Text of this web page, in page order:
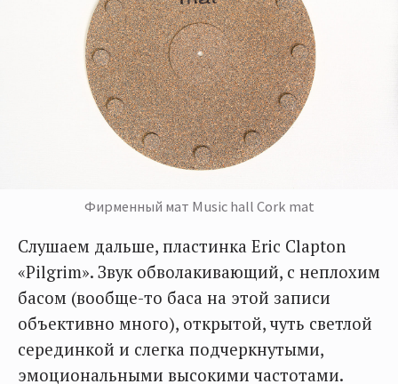
Фирменный мат Music hall Cork mat
Слушаем дальше, пластинка Eric Clapton
«Pilgrim». Звук обволакивающий, с неплохим
басом (вообще-то баса на этой записи
объективно много), открытой, чуть светлой
серединкой и слегка подчеркнутыми,
эмоциональными высокими частотами.